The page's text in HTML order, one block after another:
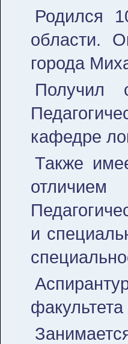
Родился
области.
города
Получил
кафедре
Также
и